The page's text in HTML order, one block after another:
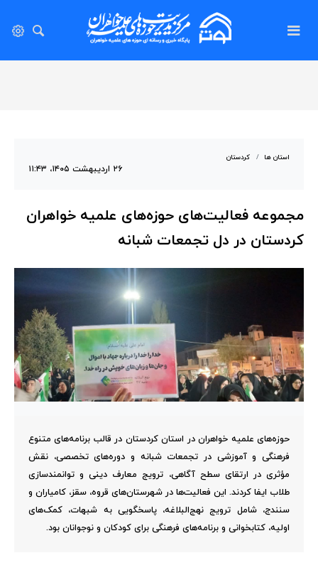
استان ها کردستان
۲۶ اردیبهشت ۱۴۰۵، ۱۱:۴۳
مجموعه فعالیت‌های حوزه‌های علمیه خواهران
کردستان در دل تجمعات شبانه
حوزه‌های علمیه خواهران در استان کردستان در قالب برنامه‌های متنوع
فرهنگی و آموزشی در تجمعات شبانه و دوره‌های تخصصی، نقش
مؤثری در ارتقای سطح آگاهی، ترویج معارف دینی و توانمندسازی
طلاب ایفا کردند. این فعالیت‌ها در شهرستان‌های قروه، سقز، کامیاران و
سنندج، شامل ترویج نهج‌البلاغه، پاسخگویی به شبهات، کمک‌های
اولیه، کتابخوانی و برنامه‌های فرهنگی برای کودکان و نوجوانان بود.